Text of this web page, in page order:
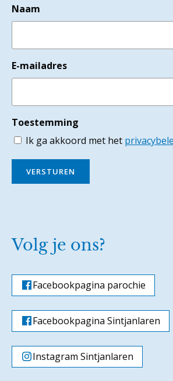
Naam
E-mailadres
Toestemming
Ik ga akkoord met het
VERSTUREN
Volg je ons?
Facebookpagina parochie
Facebookpagina Sintjanlaren
Instagram Sintjanlaren